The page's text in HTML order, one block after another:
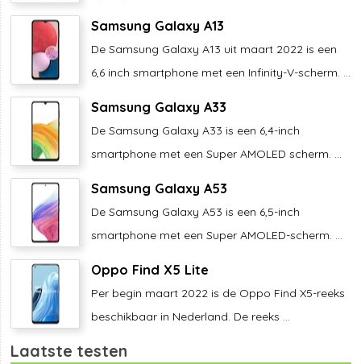
Samsung Galaxy A13
De Samsung Galaxy A13 uit maart 2022 is een
6,6 inch smartphone met een Infinity-V-scherm. ...
Samsung Galaxy A33
De Samsung Galaxy A33 is een 6,4-inch
smartphone met een Super AMOLED scherm. ...
Samsung Galaxy A53
De Samsung Galaxy A53 is een 6,5-inch
smartphone met een Super AMOLED-scherm. ...
Oppo Find X5 Lite
Per begin maart 2022 is de Oppo Find X5-reeks
beschikbaar in Nederland. De reeks ...
Laatste testen